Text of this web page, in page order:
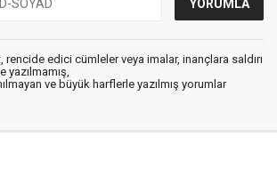
rencide edici cümleler veya imalar, inançlara saldırı
yazılmamış,
ve büyük harflerle yazılmış yorumlar